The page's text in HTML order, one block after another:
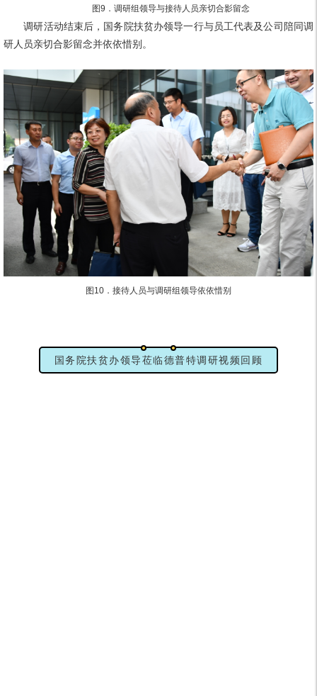
图9．调研组领导与接待人员亲切合影留念
调研活动结束后，国务院扶贫办领导一行与员工代表及公司陪同调
研人员亲切合影留念并依依惜别。
图10． 接待人员与调研组领导依依惜别
国务院扶贫办领导莅临德普特调研视频回顾